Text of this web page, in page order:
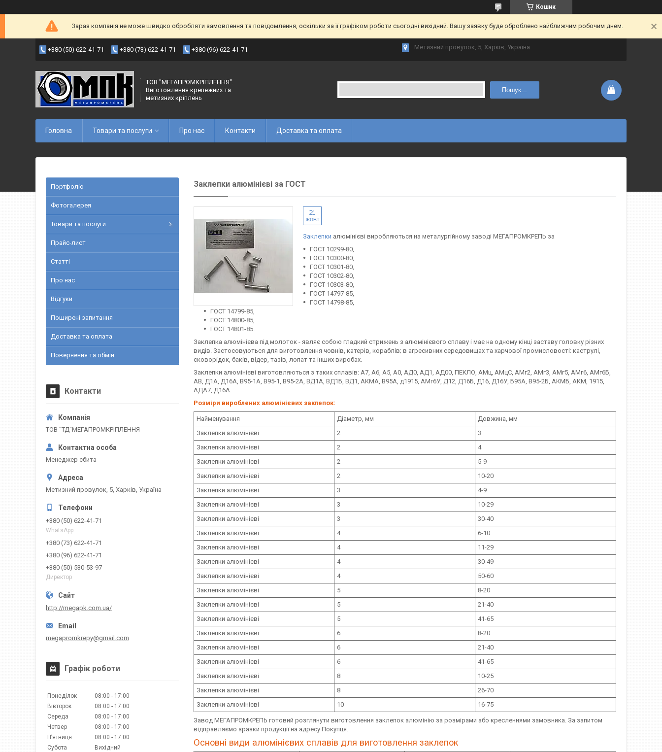
Кошик
Зараз компанія не може швидко обробляти замовлення та повідомлення, оскільки за її графіком роботи сьогодні вихідний. Вашу заявку буде оброблено найближчим робочим днем.
+380 (50) 622-41-71 +380 (73) 622-41-71 +380 (96) 622-41-71 Метизний провулок, 5, Харків, Україна
ТОВ "МЕГАПРОМКРІПЛЕННЯ".
Виготовлення крепежних та
метизних кріплень
Пошук...
Головна Товари та послуги Про нас Контакти Доставка та оплата
Заклепки алюмінієві за ГОСТ
21
жовт.
Заклепки алюмінієві виробляються на металургійному заводі МЕГАПРОМКРЕПЬ за
ГОСТ 10299-80,
ГОСТ 10300-80,
ГОСТ 10301-80,
ГОСТ 10302-80,
ГОСТ 10303-80,
ГОСТ 14797-85,
ГОСТ 14798-85,
ГОСТ 14799-85,
ГОСТ 14800-85,
ГОСТ 14801-85.
Заклепка алюмінієва під молоток - являє собою гладкий стрижень з алюмінієвого сплаву і має на одному кінці заставу головку різних
видів. Застосовуються для виготовлення човнів, катерів, кораблів; в агресивних середовищах та харчової промисловості: каструлі,
сковорідок, баків, відер, тазів, лопат та інших виробах.
Заклепки алюмінієві виготовляються з таких сплавів: А7, А6, А5, А0, АД0, АД1, АД00, ПЕКЛО, АМц, АМцС, АМг2, АМг3, АМг5, АМг6, АМг6Б,
АВ, Д1А, Д16А, В95-1А, В95-1, В95-2А, ВД1А, ВД1Б, ВД1, АКМА, В95А, д1915, АМг6У, Д12, Д16Б, Д16, Д16У, Б95А, В95-2Б, АКМБ, АКМ, 1915,
АДА7, Д16А.
Розміри вироблених алюмінієвих заклепок:
Найменування Діаметр, мм
Довжина, мм
Заклепки алюмінієві
2
3
Заклепки алюмінієві
2
4
Заклепки алюмінієві
2
5-9
Заклепки алюмінієві
2
10-20
Заклепки алюмінієві
3
4-9
Заклепки алюмінієві
3
10-29
Заклепки алюмінієві
3
30-40
Заклепки алюмінієві
4
6-10
Заклепки алюмінієві
4
11-29
Заклепки алюмінієві
4
30-49
Заклепки алюмінієві
4
50-60
Заклепки алюмінієві
5
8-20
Заклепки алюмінієві
5
21-40
Заклепки алюмінієві
5
41-65
Заклепки алюмінієві
6
8-20
Заклепки алюмінієві
6
21-40
Заклепки алюмінієві
6
41-65
Заклепки алюмінієві
8
10-25
Заклепки алюмінієві
8
26-70
Заклепки алюмінієві
10 16-75
Завод МЕГАПРОМКРЕПЬ готовий розглянути виготовлення заклепок алюмінію за розмірами або кресленнями замовника. За запитом
відправляємо зразки продукції на адресу Покупця.
Основні види алюмінієвих сплавів для виготовлення заклепок
Портфоліо
Фотогалерея
Товари та послуги
Прайс-лист
Статті
Про нас
Відгуки
Поширені запитання
Доставка та оплата
Повернення та обмін
Контакти
ТОВ "ТД"МЕГАПРОМКРІПЛЕННЯ
Менеджер сбита
Метизний провулок, 5, Харків, Україна
+380 (50) 622-41-71
WhatsApp
+380 (73) 622-41-71
+380 (96) 622-41-71
+380 (50) 530-53-97
Директор
http://megapk.com.ua/
megapromkrepy@gmail.com
Графік роботи
Понеділок 08:00
17:00
Вівторок
08:00
17:00
Середа
08:00
17:00
Четвер
08:00
17:00
Пʼятниця
08:00
17:00
Субота
Вихідний